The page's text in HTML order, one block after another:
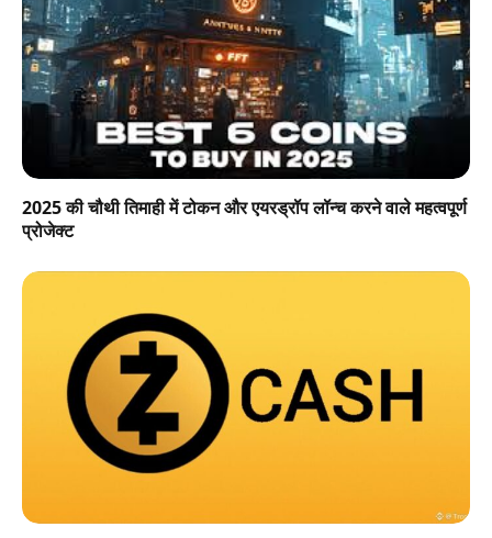
2025 की चौथी तिमाही में टोकन और एयरड्रॉप लॉन्च करने वाले महत्वपूर्ण
प्रोजेक्ट